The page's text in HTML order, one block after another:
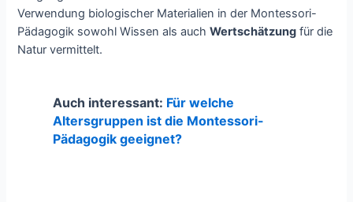
Verwendung biologischer Materialien in der Montessori-
Pädagogik sowohl Wissen als auchWertschätzung für die
Natur vermittelt.
Auch interessant: Für welche
Altersgruppen ist die Montessori-
Pädagogik geeignet?